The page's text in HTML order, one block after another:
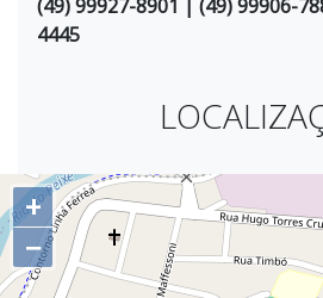
(49) 99927-8901 | (49) 99906-
4445
+
−